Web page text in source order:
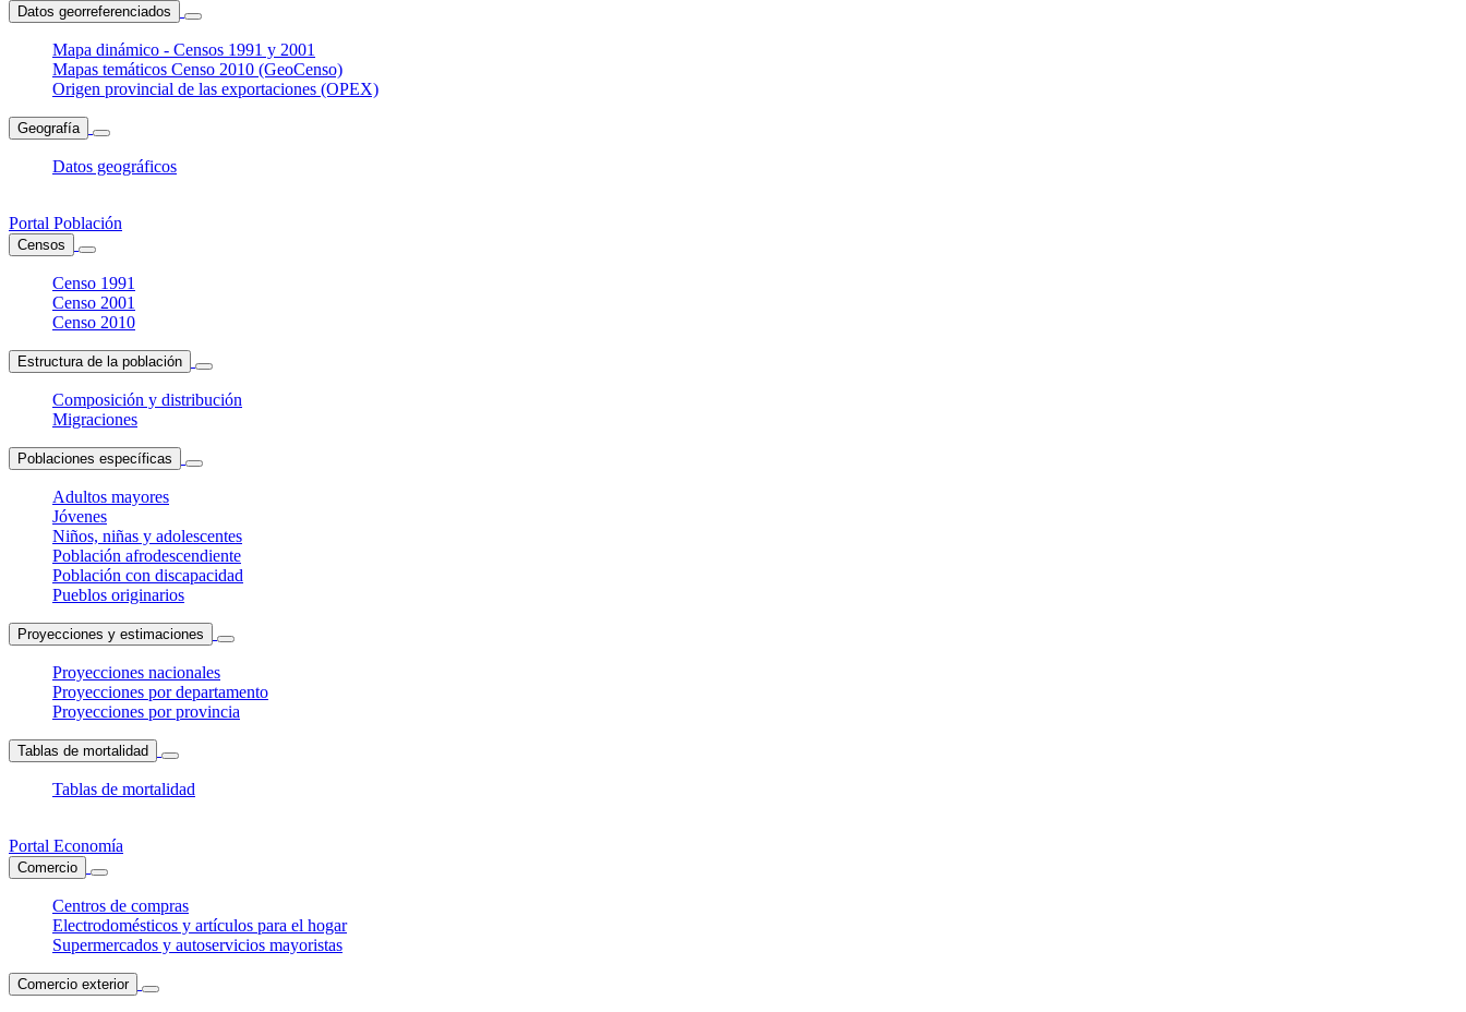
Datos georreferenciados
Mapa dinámico - Censos 1991 y 2001
Mapas temáticos Censo 2010 (GeoCenso)
Origen provincial de las exportaciones (OPEX)
Geografía
Datos geográficos
Portal Población
Censos
Censo 1991
Censo 2001
Censo 2010
Estructura de la población
Composición y distribución
Migraciones
Poblaciones específicas
Adultos mayores
Jóvenes
Niños, niñas y adolescentes
Población afrodescendiente
Población con discapacidad
Pueblos originarios
Proyecciones y estimaciones
Proyecciones nacionales
Proyecciones por departamento
Proyecciones por provincia
Tablas de mortalidad
Tablas de mortalidad
Portal Economía
Comercio
Centros de compras
Electrodomésticos y artículos para el hogar
Supermercados y autoservicios mayoristas
Comercio exterior